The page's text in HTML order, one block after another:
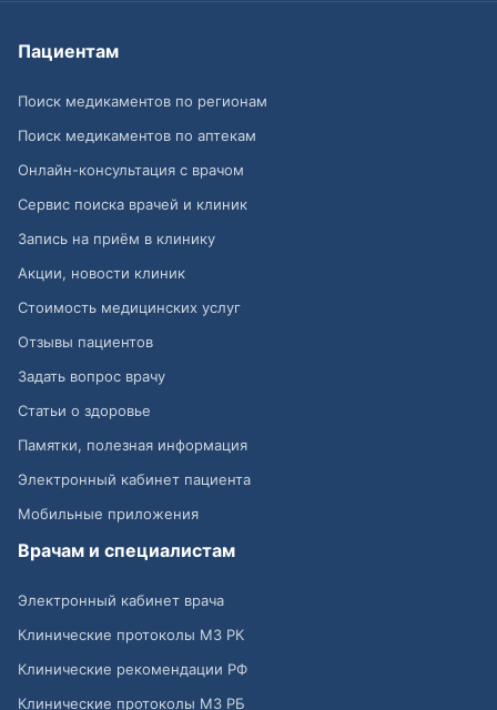
Пациентам
Поиск медикаментов по регионам
Поиск медикаментов по аптекам
Онлайн-консультация с врачом
Сервис поиска врачей и клиник
Запись на приём в клинику
Акции, новости клиник
Стоимость медицинских услуг
Отзывы пациентов
Задать вопрос врачу
Статьи о здоровье
Памятки, полезная информация
Электронный кабинет пациента
Мобильные приложения
Врачам и специалистам
Электронный кабинет врача
Клинические протоколы МЗ РК
Клинические рекомендации РФ
Клинические протоколы МЗ РБ